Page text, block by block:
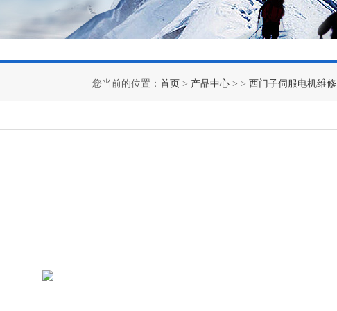
您当前的位置： 首页 > 产品中心 > > 西门子伺服电机维修